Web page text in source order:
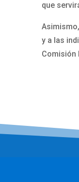
que
y a las
Comisión